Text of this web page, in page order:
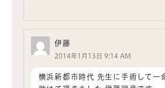
伊藤
2014年1月13日 9:14 AM
横浜新都市時代 先生に手術して一